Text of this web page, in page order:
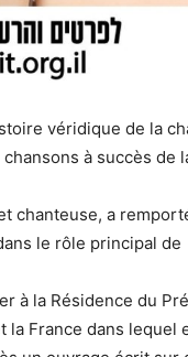
véridique de la
à succès de
chanteuse, a
le rôle principal
à la Résidence du
France dans lequel